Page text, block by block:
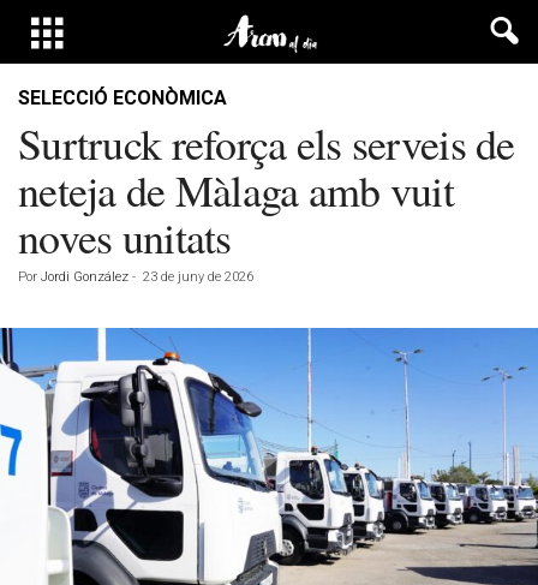
SELECCIÓ ECONÒMICA
Surtruck reforça els serveis de
neteja de Màlaga amb vuit
noves unitats
Por Jordi González - 23 de juny de 2026